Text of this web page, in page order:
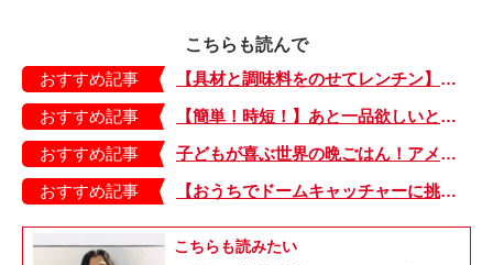
こちらも読んで
おすすめ記事
【具材と調味料をのせてレンチン】ケチャップ×バターの王道味！「うどんナポリタン」のできあがり♪
おすすめ記事
【簡単！時短！】あと一品欲しいときにおすすめの「卵とレタスの炒めもの」のレシピ
おすすめ記事
子どもが喜ぶ世界の晩ごはん！アメリカのフライドチキン＆フライドポテト
おすすめ記事
【おうちでドームキャッチャーに挑戦だ】アンパンマン わくわくドームキャッチャー
こちらも読みたい